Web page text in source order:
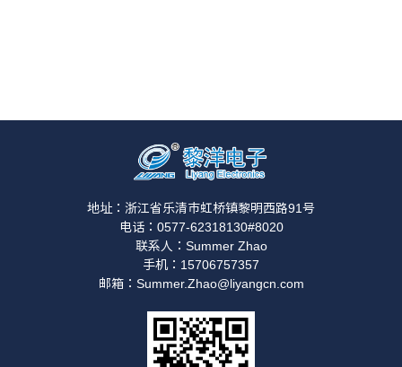
地址：浙江省乐清市虹桥镇黎明西路91号
电话：0577-62318130#8020
联系人：Summer Zhao
手机：15706757357
邮箱：Summer.Zhao@liyangcn.com